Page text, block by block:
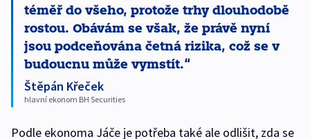
téměř do všeho, protože trhy dlouhodobě
rostou. Obávám se však, že právě nyní
jsou podceňována četná rizika, což se v
budoucnu může vymstít.
Štěpán Křeček
hlavní ekonom BH Securities
Podle ekonoma Jáče je potřeba také ale odlišit, zda se